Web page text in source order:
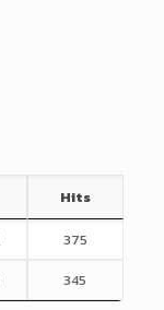
Hits
375
345